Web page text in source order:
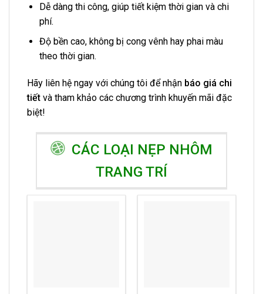
Dễ dàng thi công, giúp tiết kiệm thời gian và chi
phí.
Độ bền cao, không bị cong vênh hay phai màu
theo thời gian.
Hãy liên hệ ngay với chúng tôi để nhận báo giá chi
tiết và tham khảo các chương trình khuyến mãi đặc
biệt!
CÁC LOẠI NẸP NHÔM
TRANG TRÍ